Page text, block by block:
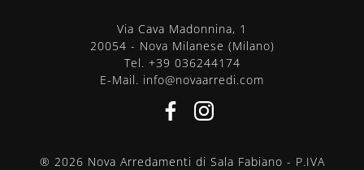
Via Cava Madonnina, 1
20054 - Nova Milanese (Milano)
Tel. +39 036244174
E-Mail. info@novaarredi.com
® 2026 Nova Arredamenti di Sala Fabiano - P.IVA